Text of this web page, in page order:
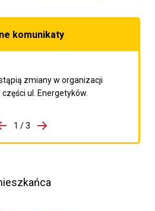
komunikaty
zmiany w organizacji
ul. Energetyków.
1 / 3
Przejdź do następnego